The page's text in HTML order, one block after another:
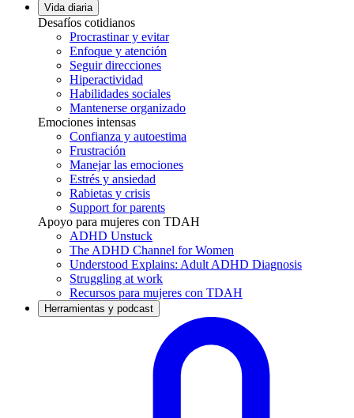
Vida diaria
Desafíos cotidianos
Procrastinar y evitar
Enfoque y atención
Seguir direcciones
Hiperactividad
Habilidades sociales
Mantenerse organizado
Emociones intensas
Confianza y autoestima
Frustración
Manejar las emociones
Estrés y ansiedad
Rabietas y crisis
Support for parents
Apoyo para mujeres con TDAH
ADHD Unstuck
The ADHD Channel for Women
Understood Explains: Adult ADHD Diagnosis
Struggling at work
Recursos para mujeres con TDAH
Herramientas y podcast